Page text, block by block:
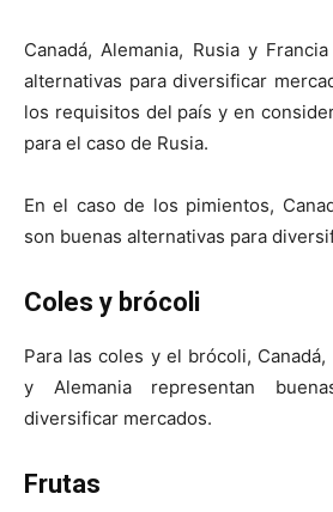
Canadá, Alemania, Rusia y
alternativas para diversificar
los requisitos del país y en
para el caso de Rusia.
En el caso de los pimientos,
son buenas alternativas para
Coles y brócoli
Para las coles y el brócoli, Canadá,
y Alemania representan
diversificar mercados.
Frutas